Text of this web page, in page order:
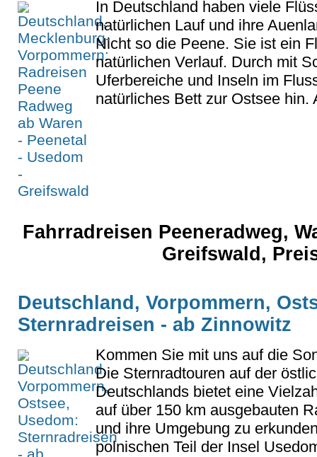
In Deutschland haben viele
natürlichen Lauf und ihre
Nicht so die Peene. Sie ist ein
natürlichen Verlauf. Durch mit
Uferbereiche und Inseln im
natürliches Bett zur Ostsee hin.
Fahrradreisen Peeneradweg,
Greifswald,
Deutschland, Vorpommern,
Sternradreisen - ab Zinnowitz
Kommen Sie mit uns auf die
Die Sternradtouren auf der
Deutschlands bietet eine
auf über 150 km ausgebauten
und ihre Umgebung zu
polnischen Teil der Insel